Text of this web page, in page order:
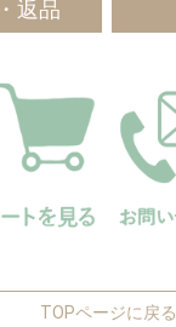
返品
TOPページに戻る